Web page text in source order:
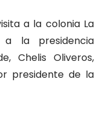
a la colonia La
la presidencia
Chelis Oliveros,
presidente de la